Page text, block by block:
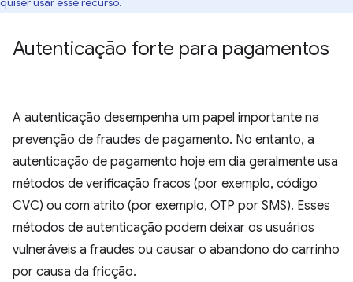
Autenticação forte para pagamentos
A autenticação desempenha um papel importante na
prevenção de fraudes de pagamento. No entanto, a
autenticação de pagamento hoje em dia geralmente usa
métodos de verificação fracos (por exemplo, código
CVC) ou com atrito (por exemplo, OTP por SMS). Esses
métodos de autenticação podem deixar os usuários
vulneráveis a fraudes ou causar o abandono do carrinho
por causa da fricção.